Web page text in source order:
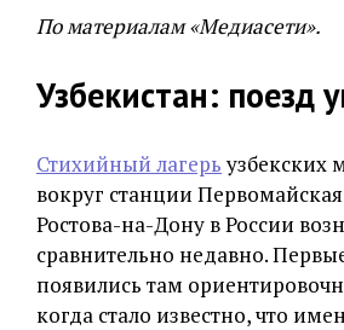
По материалам «Медиасети».
Узбекистан: поезд
Стихийный лагерьузбекских
вокруг станции
Ростова-на-Дону в России
сравнительно недавно.
появились там
когда стало известно, что